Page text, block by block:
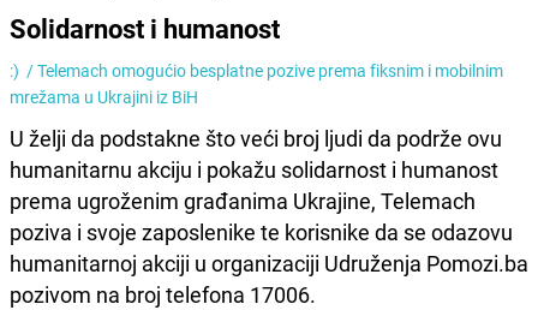
Solidarnost i humanost
:) /Telemach omogućio besplatne pozive prema fiksnim i mobilnim
mrežama u Ukrajini iz BiH
U želji da podstakne što veći broj ljudi da podrže ovu
humanitarnu akciju i pokažu solidarnost i humanost
prema ugroženim građanima Ukrajine, Telemach
poziva i svoje zaposlenike te korisnike da se odazovu
humanitarnoj akciji u organizaciji Udruženja Pomozi.ba
pozivom na broj telefona 17006.